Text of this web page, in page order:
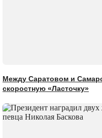
Между Саратовом и
скоростную «Ласточку»